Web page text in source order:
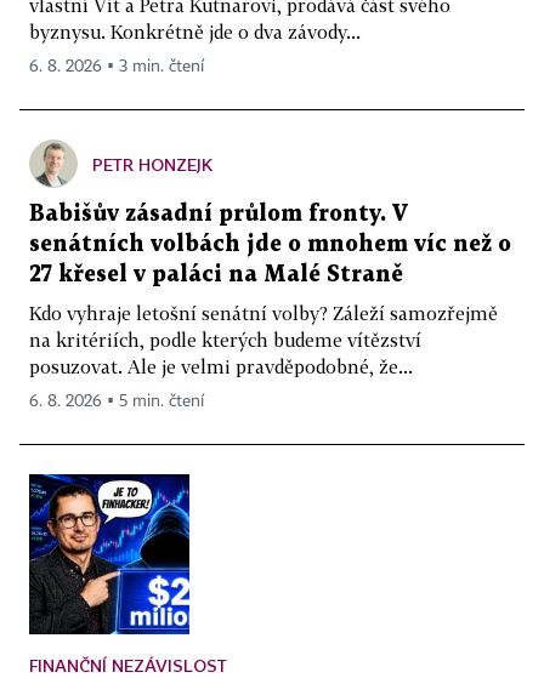
vlastní Vít a Petra Kutnarovi, prodává část svého
byznysu. Konkrétně jde o dva závody...
6. 8. 2026 ▪ 3 min. čtení
PETR HONZEJK
Babišův zásadní průlom fronty. V
senátních volbách jde o mnohem víc než o
27 křesel v paláci na Malé Straně
Kdo vyhraje letošní senátní volby? Záleží samozřejmě
na kritériích, podle kterých budeme vítězství
posuzovat. Ale je velmi pravděpodobné, že...
6. 8. 2026 ▪ 5 min. čtení
FINANČNÍ NEZÁVISLOST